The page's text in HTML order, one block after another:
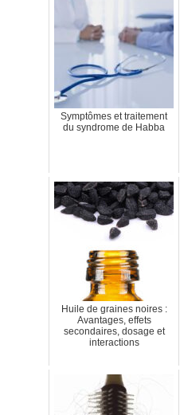
Symptômes et traitement
du syndrome de Habba
Huile de graines noires :
Avantages, effets
secondaires, dosage et
interactions